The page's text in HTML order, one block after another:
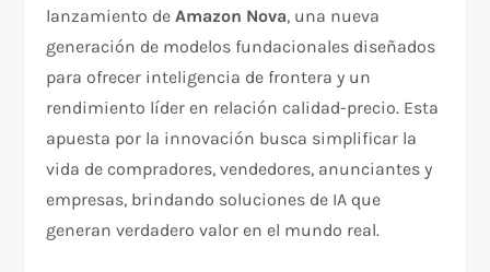
lanzamiento deAmazon Nova, una nueva
generación de modelos fundacionales diseñados
para ofrecer inteligencia de frontera y un
rendimiento líder en relación calidad-precio. Esta
apuesta por la innovación busca simplificar la
vida de compradores, vendedores, anunciantes y
empresas, brindando soluciones de IA que
generan verdadero valor en el mundo real.